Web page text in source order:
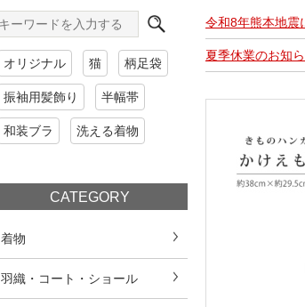
オリジナル 猫 柄足袋
振袖用髪飾り 半幅帯
和装ブラ 洗える着物
CATEGORY
着物
羽織・コート・ショール
令和8年熊本地震
夏季休業のお知